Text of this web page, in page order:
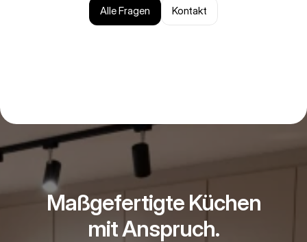
Alle Fragen Kontakt
Maßgefertigte Küchen
mit Anspruch.